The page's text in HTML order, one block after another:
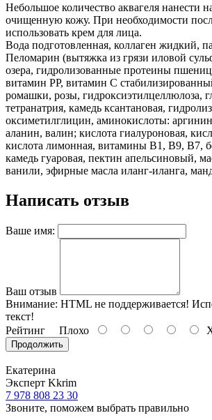
Небольшое количество аквагеля нанести
очищенную кожу. При необходимости
использовать крем для лица.
Вода подготовленная, коллаген жидкий,
Пеломарин (вытяжка из грязи иловой
озера, гидролизованные протеины
витамин РР, витамин С
ромашки, розы, гидроксиэтилцеллюлоза,
тетранатрия, камедь ксантановая,
оксиметилглицин, аминокислоты:
аланин, валин; кислота гиалуроновая,
кислота лимонная, витамины В1, В9, В7,
камедь гуаровая, пектин апельсиновый,
ванили, эфирные масла иланг-иланга,
Написать отзыв
Ваше имя:
Ваш отзыв
Внимание: HTML не поддерживается!
текст!
Рейтинг Плохо
Продолжить
Екатерина
Эксперт Kkrim
7 978 808 23 30
Звоните, поможем выбрать правильно